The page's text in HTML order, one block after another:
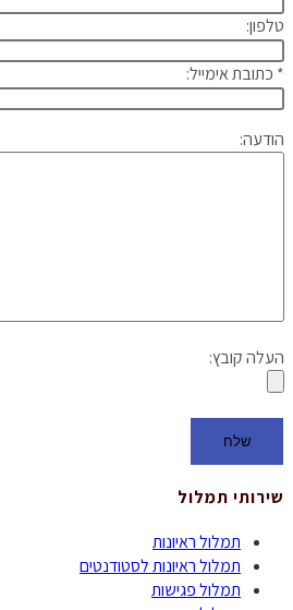
טלפון:
* כתובת אימייל:
הודעה:
העלה קובץ:
שירותי תמלול
תמלול ראיונות
תמלול ראיונות לסטודנטים
תמלול פגישות